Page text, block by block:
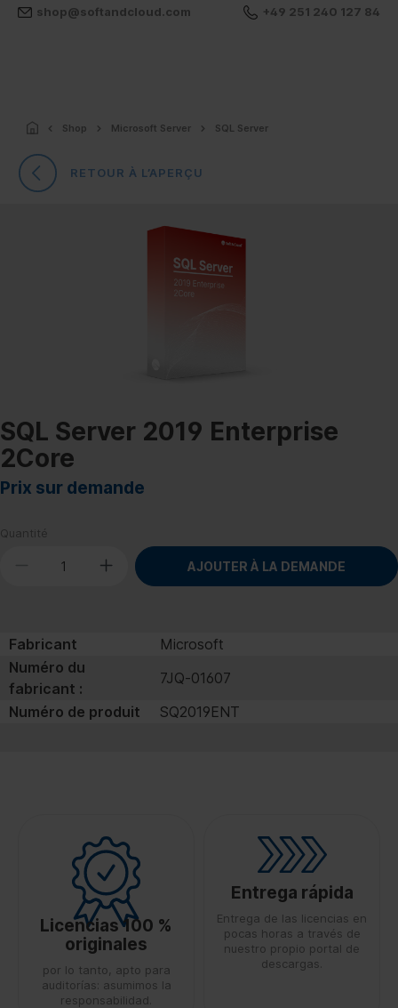
shop@softandcloud.com +49 251 240 127 84
Shop Microsoft Server SQL Server
RETOUR À L’APERÇU
SQL Server 2019 Enterprise
2Core
Prix sur demande
Quantité
AJOUTER À LA DEMANDE
Fabricant
Microsoft
Numéro du
fabricant :
7JQ‐01607
Numéro de produit
SQ2019ENT
Licencias 100 %
originales
por lo tanto, apto para
auditorías: asumimos la
responsabilidad.
Entrega rápida
Entrega de las licencias en
pocas horas a través de
nuestro propio portal de
descargas.